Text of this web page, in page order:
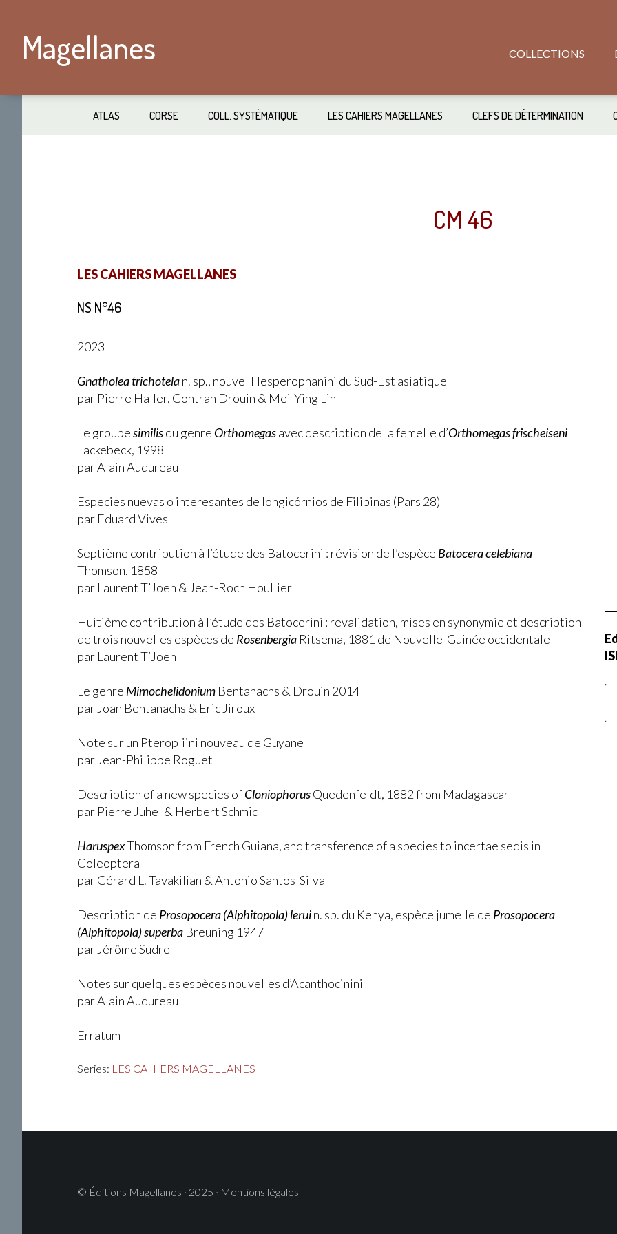
contenu
principal
secondary
navigation
Magellanes COLLECTIONS
ATLAS CORSE COLL. SYSTÉMATIQUE LES CAHIERS MAGELLANES CLEFS DE DÉTERMINATION
CM 46
LES CAHIERS MAGELLANES
NS N°46
2023
Gnatholea trichotelan. sp., nouvel Hesperophanini du Sud-Est asiatique
par Pierre Haller, Gontran Drouin & Mei-Ying Lin
Le groupesimilisdu genre Orthomegasavec description de la femelle d’Orthomegas frischeiseni
Lackebeck, 1998
par Alain Audureau
Especies nuevas o interesantes de longicórnios de Filipinas (Pars 28)
par Eduard Vives
Septième contribution à l’étude des Batocerini : révision de l’espèce Batocera celebiana
Thomson, 1858
par Laurent T’Joen & Jean-Roch Houllier
Huitième contribution à l’étude des Batocerini : revalidation, mises en synonymie et description
de trois nouvelles espèces de Rosenbergia Ritsema, 1881 de Nouvelle-Guinée occidentale
par Laurent T’Joen
Le genre Mimochelidonium Bentanachs & Drouin 2014
par Joan Bentanachs & Eric Jiroux
Note sur un Pteropliini nouveau de Guyane
par Jean-Philippe Roguet
Description of a new species ofCloniophorusQuedenfeldt, 1882 from Madagascar
par Pierre Juhel & Herbert Schmid
HaruspexThomson from French Guiana, and transference of a species to incertae sedis in
Coleoptera
par Gérard L. Tavakilian & Antonio Santos-Silva
Description de Prosopocera (Alphitopola) leruin. sp. du Kenya, espèce jumelle de Prosopocera
(Alphitopola) superba Breuning 1947
par Jérôme Sudre
Notes sur quelques espèces nouvelles d’Acanthocinini
par Alain Audureau
Erratum
Series: LES CAHIERS MAGELLANES
© Éditions Magellanes · 2025 · Mentions légales